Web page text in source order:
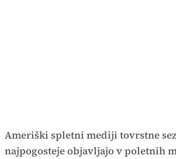
Ameriški spletni mediji tovrstne
najpogosteje objavljajo v poletnih